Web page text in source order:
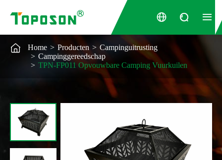
  
 Home Producten
Campinguitrusting
Campinggereedschap
TPN-FP011 Opvouwbare Camping Vuurkuilen